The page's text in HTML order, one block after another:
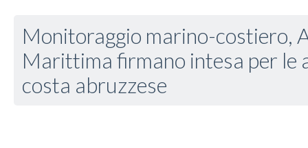
Monitoraggio marino-costiero,
Marittima firmano intesa per le
costa abruzzese